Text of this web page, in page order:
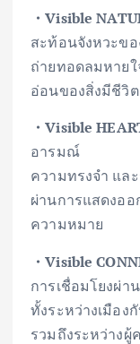
・Visible
สะท้อนจังหวะข
ถ่ายทอดลมหาย
อ่อนของสิ่งมีชีวิ
・Visible
อารมณ์
ความทรงจำ แล
ผ่านการแสดงอ
ความหมาย
・Visible
การเชื่อมโยงผ่า
ทั้งระหว่างเมือง
รวมถึงระหว่าง